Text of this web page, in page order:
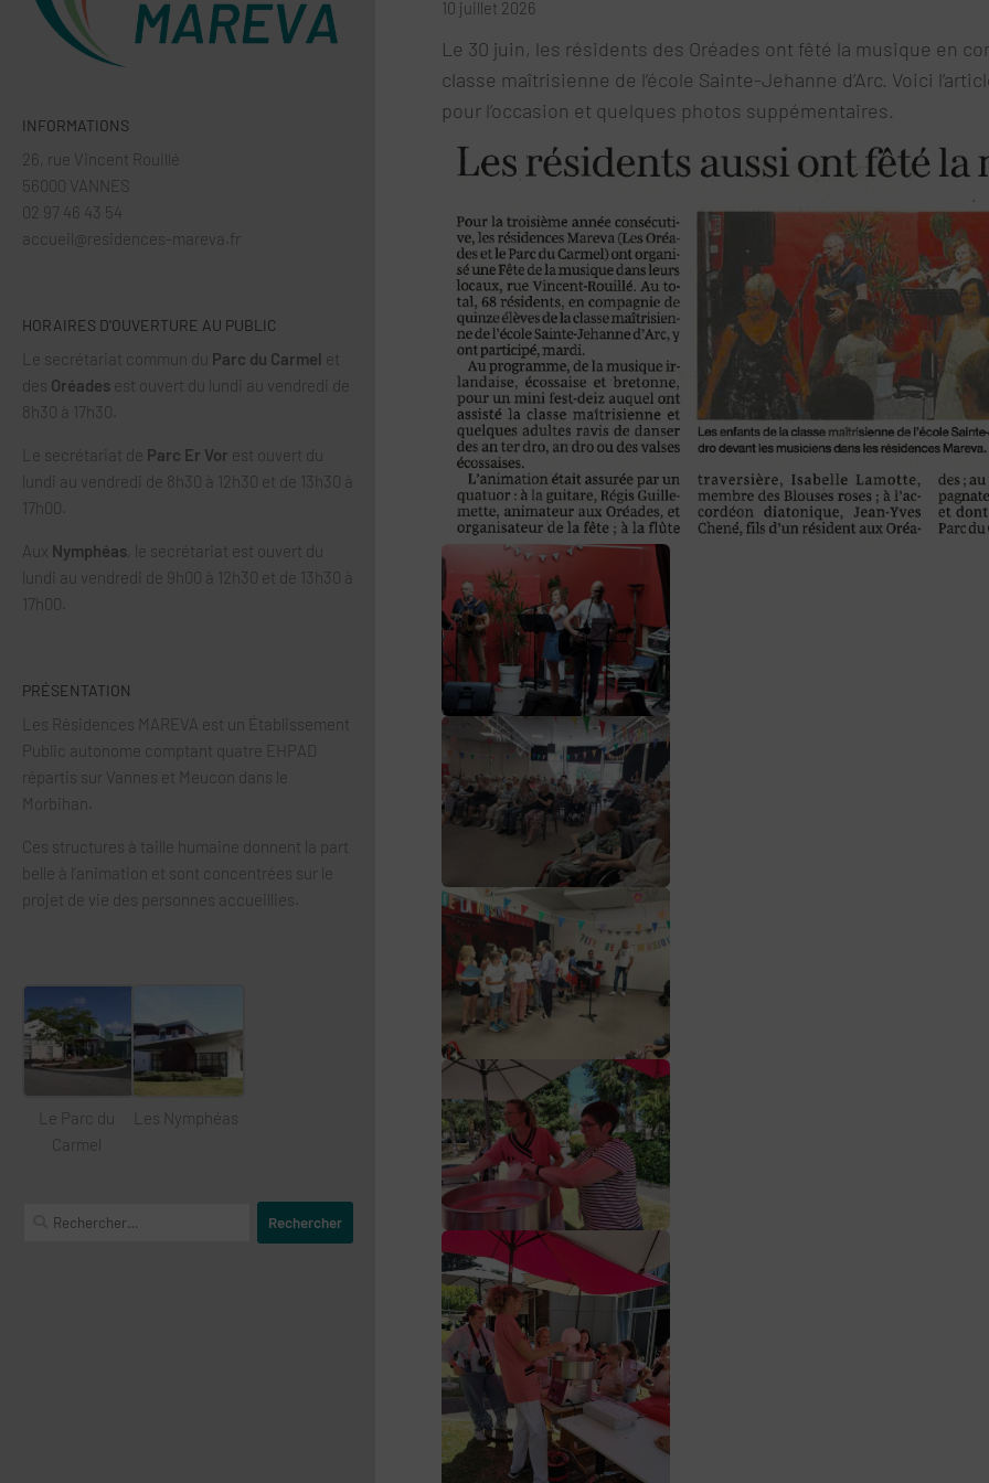
10 juillet 2026
Le 30 juin, les résidents des Oréades ont fêté la musique en
classe maîtrisienne de l’école Sainte-Jehanne d’Arc. Voici
pour l’occasion et quelques photos suppémentaires.
INFORMATIONS
26, rue Vincent Rouillé
56000 VANNES
02 97 46 43 54
accueil@residences-mareva.fr
HORAIRES D’OUVERTURE AU PUBLIC
Le secrétariat commun du Parc du Carmel et
des Oréades est ouvert du lundi au vendredi de
8h30 à 17h30.
Le secrétariat de Parc Er Vor est ouvert du
lundi au vendredi de 8h30 à 12h30 et de 13h30 à
17h00.
Aux Nymphéas , le secrétariat est ouvert du
lundi au vendredi de 9h00 à 12h30 et de 13h30 à
17h00.
PRÉSENTATION
Les Résidences MAREVA est un Établissement
Public autonome comptant quatre EHPAD
répartis sur Vannes et Meucon dans le
Morbihan.
Ces structures à taille humaine donnent la part
belle à l’animation et sont concentrées sur le
projet de vie des personnes accueillies.
Le Parc du
Carmel
Les Nymphéas
Rechercher :